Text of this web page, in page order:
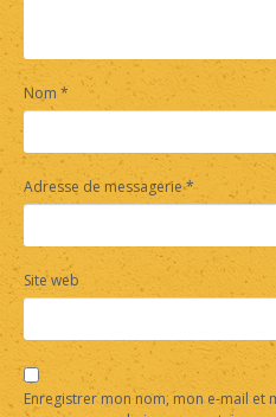
Nom *
Adresse de messagerie*
Site web
Enregistrer mon nom, mon e-mail et